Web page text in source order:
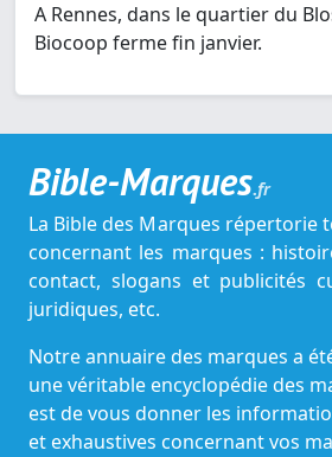
A Rennes, dans le quartier du
Biocoop ferme fin janvier.
Bible-Marques.fr
La Bible des Marques répertorie
concernant les marques :
contact, slogans et publicités
juridiques, etc.
Notre annuaire des marques a
une véritable encyclopédie des
est de vous donner les
et exhaustives concernant vos